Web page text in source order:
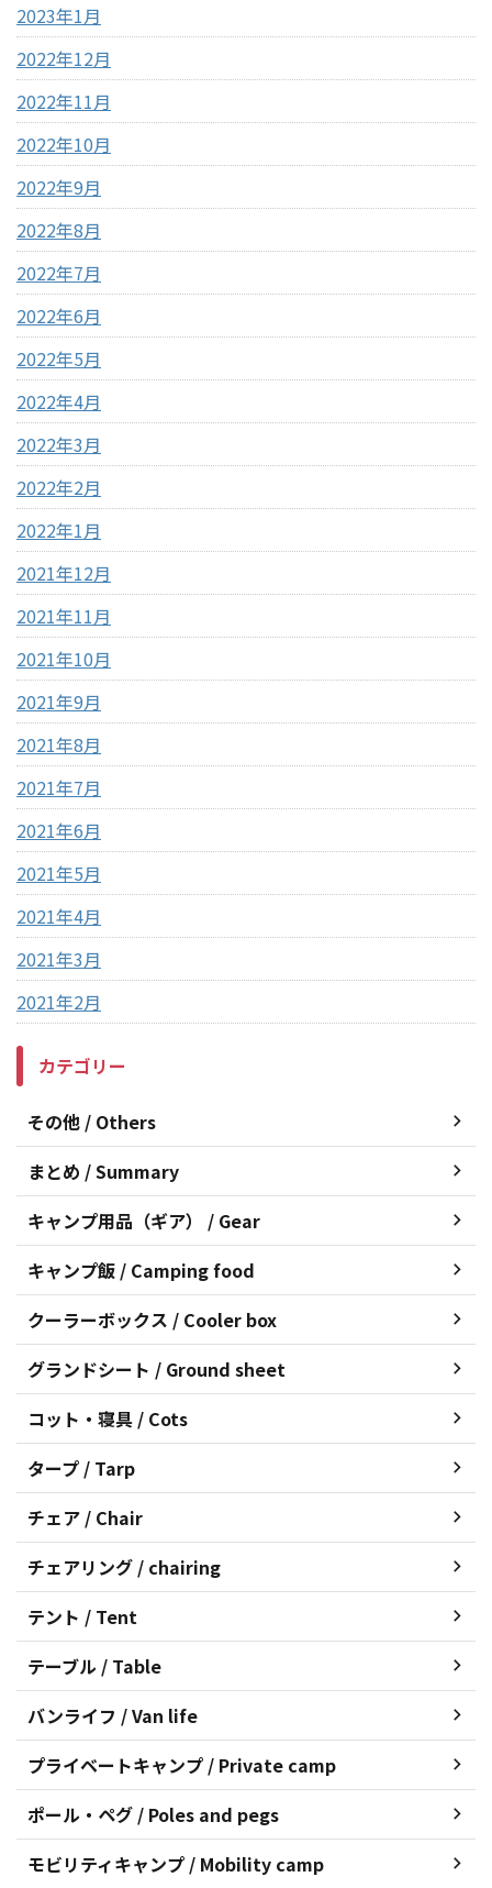
2023年1月
2022年12月
2022年11月
2022年10月
2022年9月
2022年8月
2022年7月
2022年6月
2022年5月
2022年4月
2022年3月
2022年2月
2022年1月
2021年12月
2021年11月
2021年10月
2021年9月
2021年8月
2021年7月
2021年6月
2021年5月
2021年4月
2021年3月
2021年2月
カテゴリー
その他 / Others
まとめ / Summary
キャンプ用品（ギア） / Gear
キャンプ飯 / Camping food
クーラーボックス / Cooler box
グランドシート / Ground sheet
コット・寝具 / Cots
タープ / Tarp
チェア / Chair
チェアリング / chairing
テント / Tent
テーブル / Table
バンライフ / Van life
プライベートキャンプ / Private camp
ポール・ペグ / Poles and pegs
モビリティキャンプ / Mobility camp